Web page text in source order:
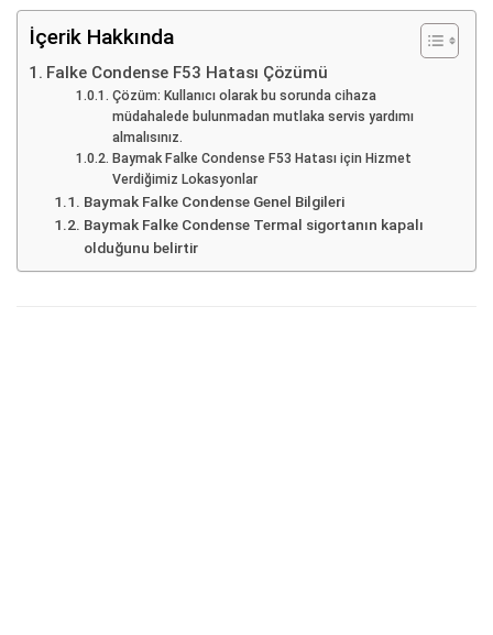
İçerik Hakkında
Falke Condense F53 Hatası Çözümü
Çözüm: Kullanıcı olarak bu sorunda cihaza
müdahalede bulunmadan mutlaka servis yardımı
almalısınız.
Baymak Falke Condense F53 Hatası için Hizmet
Verdiğimiz Lokasyonlar
Baymak Falke Condense Genel Bilgileri
Baymak Falke Condense Termal sigortanın kapalı
olduğunu belirtir